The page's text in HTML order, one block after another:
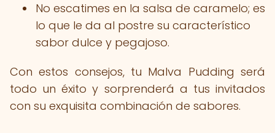
No escatimes en la salsa de caramelo; es
lo que le da al postre su característico
sabor dulce y pegajoso.
Con estos consejos, tu Malva Pudding será
todo un éxito y sorprenderá a tus invitados
con su exquisita combinación de sabores.